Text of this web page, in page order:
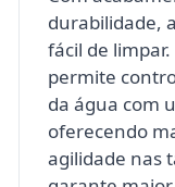
durabilidade,
fácil de
permite
da água com
oferecendo
agilidade nas